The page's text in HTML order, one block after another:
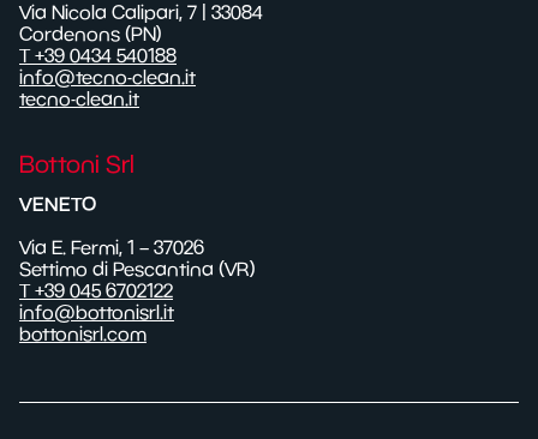
Via Nicola Calipari, 7 | 33084
Cordenons (PN)
T +39 0434 540188
info@tecno-clean.it
tecno-clean.it
Bottoni Srl
VENETO
Via E. Fermi, 1 – 37026
Settimo di Pescantina (VR)
T +39 045 6702122
info@bottonisrl.it
bottonisrl.com